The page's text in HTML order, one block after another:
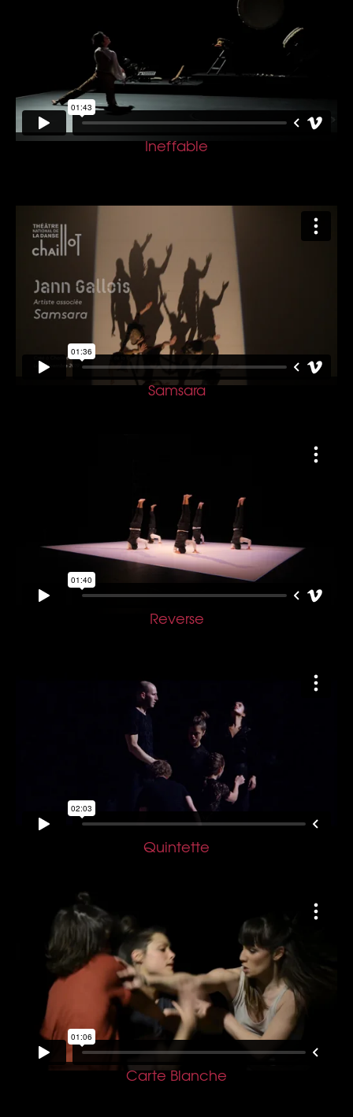
Ineffable
Samsara
Reverse
Quintette
Carte Blanche